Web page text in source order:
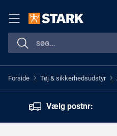
Forside > Tøj & sikkerhedsudstyr >
Vælg postnr: